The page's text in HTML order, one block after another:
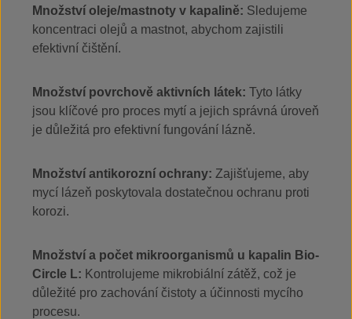
Množství oleje/mastnoty v kapalině: Sledujeme
koncentraci olejů a mastnot, abychom zajistili
efektivní čištění.
Množství povrchově aktivních látek: Tyto látky
jsou klíčové pro proces mytí a jejich správná úroveň
je důležitá pro efektivní fungování lázně.
Množství antikorozní ochrany: Zajišťujeme, aby
mycí lázeň poskytovala dostatečnou ochranu proti
korozi.
Množství a počet mikroorganismů u kapalin Bio-
Circle L: Kontrolujeme mikrobiální zátěž, což je
důležité pro zachování čistoty a účinnosti mycího
procesu.